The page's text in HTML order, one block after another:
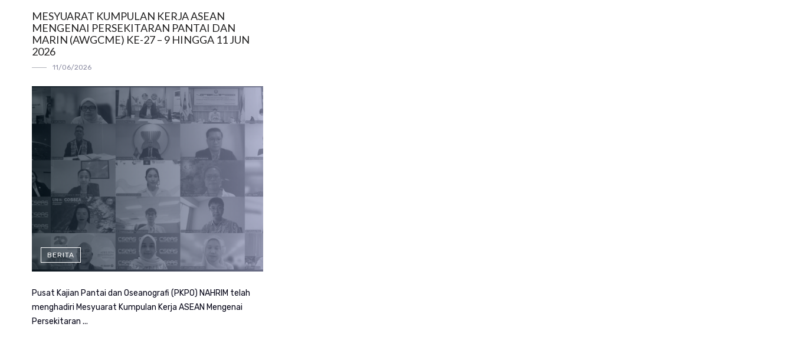
MESYUARAT KUMPULAN KERJA ASEAN
MENGENAI PERSEKITARAN PANTAI DAN
MARIN (AWGCME) KE-27 – 9 HINGGA 11 JUN
2026
11/06/2026
BERITA
Pusat Kajian Pantai dan Oseanografi (PKPO) NAHRIM telah
menghadiri Mesyuarat Kumpulan Kerja ASEAN Mengenai
Persekitaran ...